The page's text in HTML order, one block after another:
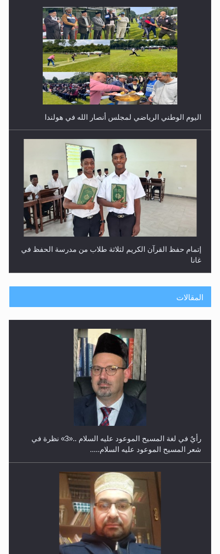
اليوم الوطني الرياضي لمجلس أنصار الله في هولندا
إتمام حفظ القرآن الكريم لثلاثة طلاب من مدرسة الحفظ في
غانا
حفل توزيع الشهادات في الجامعة الأحمدية بنيجيريا لعام
معرض القرآن الكريم لمدة ثلاثين يوما في مكتبة مدينة
ريهيماكي في فنلند
المقالات
رأيٌ في لغة المسيح الموعود عليه السلام ..«3» نظرة في
شعر المسيح الموعود عليه السلام.....